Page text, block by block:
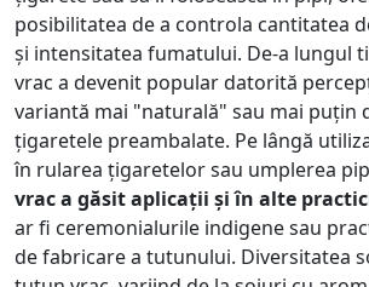
posibilitatea de a controla cantitatea
și intensitatea fumatului. De-a lungul
vrac a devenit popular datorită
variantă mai "naturală" sau mai puțin
țigaretele preambalate. Pe lângă
în rularea țigaretelor sau umplerea
vrac a găsit aplicații și în alte
ar fi ceremonialurile indigene sau
de fabricare a tutunului. Diversitatea